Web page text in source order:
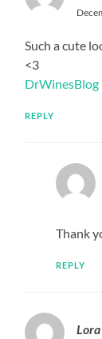
Such a cute
<3
DrWinesBlog
REPLY
Thank
REPLY
Lora